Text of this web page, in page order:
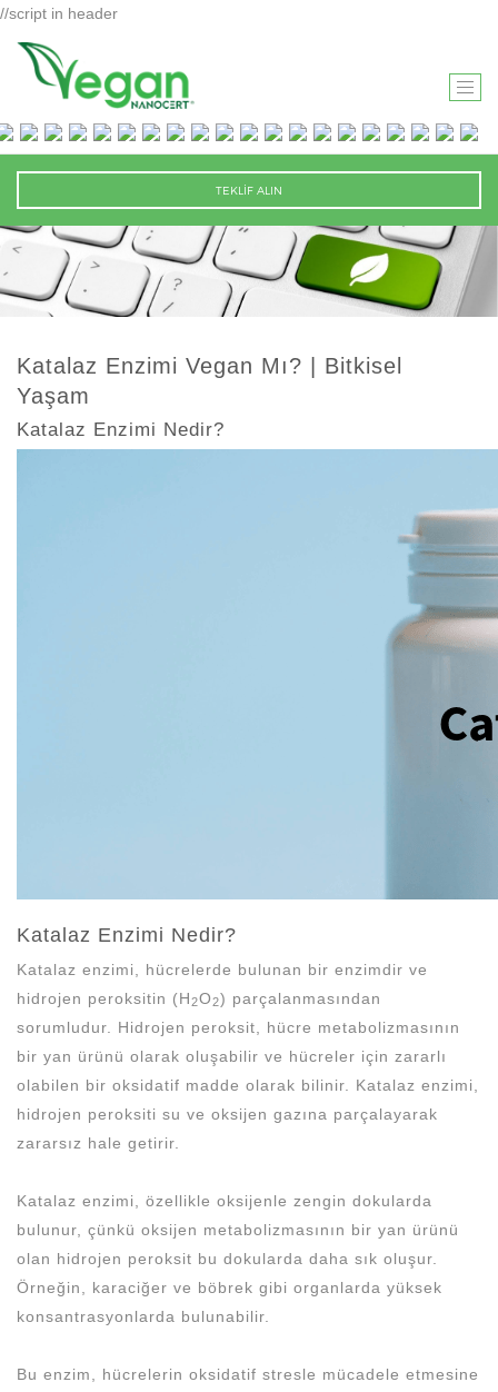
//script in header
T
O
G
G
L
N
A
V
I
N
TEKLİF ALIN
Katalaz Enzimi Vegan Mı? | Bitkisel
Yaşam
Katalaz Enzimi Nedir?
Katalaz Enzimi Nedir?
Katalaz enzimi, hücrelerde bulunan bir enzimdir ve
hidrojen peroksitin (H2O2) parçalanmasından
sorumludur. Hidrojen peroksit, hücre metabolizmasının
bir yan ürünü olarak oluşabilir ve hücreler için zararlı
olabilen bir oksidatif madde olarak bilinir. Katalaz enzimi,
hidrojen peroksiti su ve oksijen gazına parçalayarak
zararsız hale getirir.
Katalaz enzimi, özellikle oksijenle zengin dokularda
bulunur, çünkü oksijen metabolizmasının bir yan ürünü
olan hidrojen peroksit bu dokularda daha sık oluşur.
Örneğin, karaciğer ve böbrek gibi organlarda yüksek
konsantrasyonlarda bulunabilir.
Bu enzim, hücrelerin oksidatif stresle mücadele etmesine